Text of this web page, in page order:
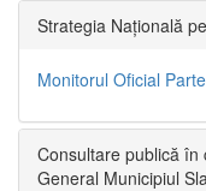
Strategia Națională
Monitorul Oficial
Consultare publică în
General Municipiul